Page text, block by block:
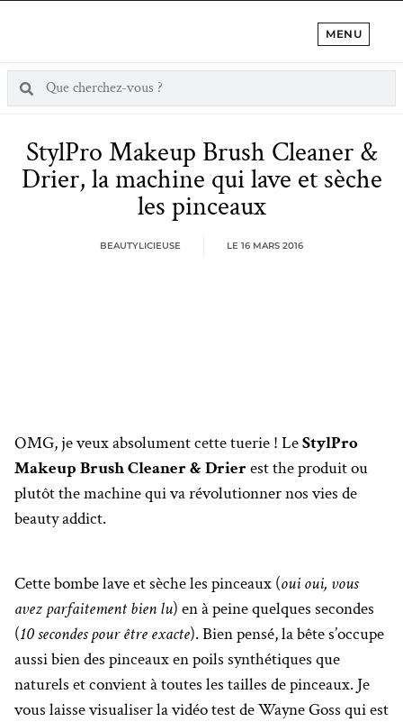
MENU
StylPro Makeup Brush Cleaner &
Drier, la machine qui lave et sèche
les pinceaux
BEAUTYLICIEUSE LE 16 MARS 2016
OMG, je veux absolument cette tuerie ! LeStylPro
Makeup Brush Cleaner & Drier est the produit ou
plutôt the machine qui va révolutionner nos vies de
beauty addict.
Cette bombe lave et sèche les pinceaux (oui oui, vous
avez parfaitement bien lu) en à peine quelques secondes
(10 secondes pour être exacte). Bien pensé, la bête s’occupe
aussi bien des pinceaux en poils synthétiques que
naturels et convient à toutes les tailles de pinceaux. Je
vous laisse visualiser la vidéo test de Wayne Goss qui est